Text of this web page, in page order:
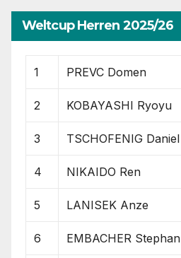
Weltcup Herren 2025/26
1 PREVC Domen
2 KOBAYASHI Ryoyu
3 TSCHOFENIG Daniel
4 NIKAIDO Ren
5 LANISEK Anze
6 EMBACHER Stephan